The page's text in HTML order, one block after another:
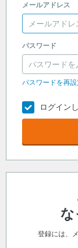
メールアドレス
パスワード
パスワードを再
ログイン
登録には、